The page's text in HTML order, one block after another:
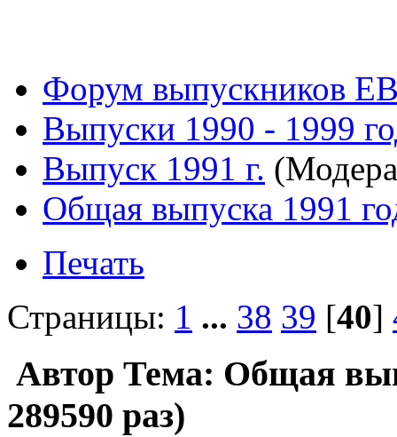
Форум выпускников
Выпуски 1990 - 1999
Выпуск 1991 г.
Общая выпуска 1991
Печать
Страницы: 1 ... 38 39 [40]
Автор Тема: Общая
289590 раз)